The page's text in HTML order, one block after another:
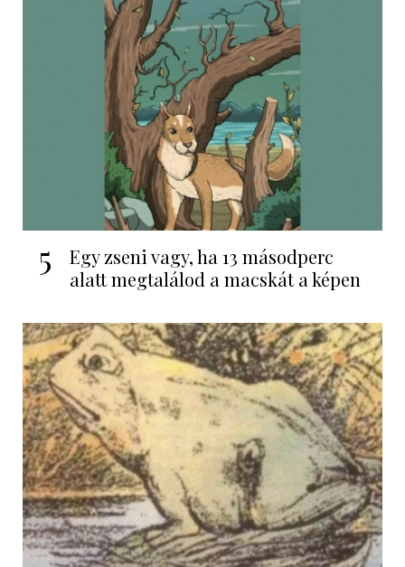
5
Egy zseni vagy, ha 13 másodperc
alatt megtalálod a macskát a képen